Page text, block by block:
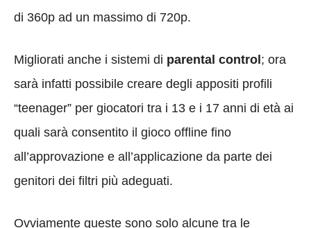
di 360p ad un massimo di 720p.
Migliorati anche i sistemi di parental control; ora
sarà infatti possibile creare degli appositi profili
“teenager” per giocatori tra i 13 e i 17 anni di età ai
quali sarà consentito il gioco offline fino
all’approvazione e all’applicazione da parte dei
genitori dei filtri più adeguati.
Ovviamente queste sono solo alcune tra le